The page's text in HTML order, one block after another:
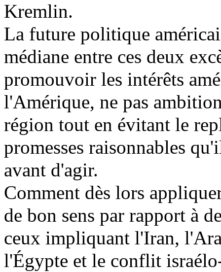
Kremlin.
La future politique
médiane entre ces deux
promouvoir les intérêts
l'Amérique, ne pas
région tout en évitant le
promesses raisonnables
avant d'agir.
Comment dès lors
de bon sens par rapport à
ceux impliquant l'Iran,
l'Égypte et le conflit